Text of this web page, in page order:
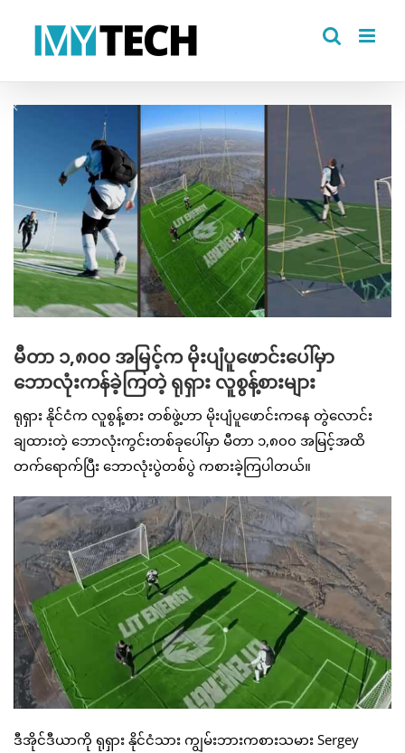
View
မီတာ ၁,၈၀၀ အမြင့်က မိုးပျံပူဖောင်းပေါ်မှာ
ဘောလုံးကန်ခဲ့ကြတဲ့ ရုရှား လူစွန့်စားများ
ရုရှား နိုင်ငံက လူစွန့်စား တစ်ဖွဲ့ဟာ မိုးပျံပူဖောင်းကနေ တွဲလောင်း
ချထားတဲ့ ဘောလုံးကွင်းတစ်ခုပေါ်မှာ မီတာ ၁,၈၀၀ အမြင့်အထိ
တက်ရောက်ပြီး ဘောလုံးပွဲတစ်ပွဲ ကစားခဲ့ကြပါတယ်။
ဒီအိုင်ဒီယာကို ရုရှား နိုင်ငံသား ကျွမ်းဘားကစားသမား Sergey